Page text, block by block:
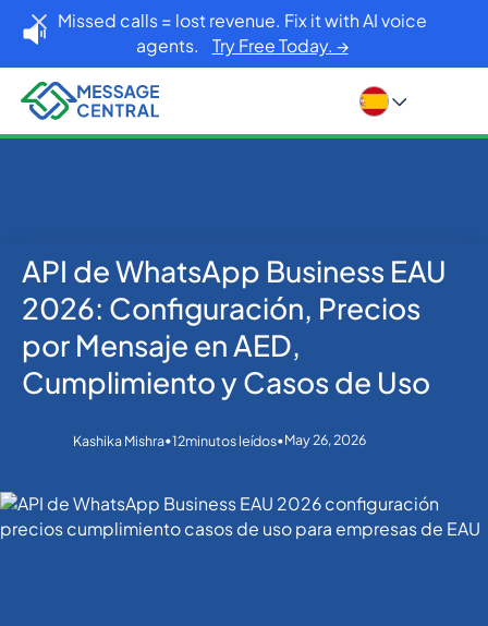
Missed calls = lost revenue. Fix it with AI voice
agents. Try Free Today. →
Inicio Blog
WhatsApp
API de WhatsApp Business EAU 2026: Configuración,
Precios por Mensaje en AED, Cumplimiento y Casos
de Uso
API de WhatsApp Business EAU
2026: Configuración, Precios
por Mensaje en AED,
Cumplimiento y Casos de Uso
Kashika Mishra•12minutos leídos•May 26, 2026